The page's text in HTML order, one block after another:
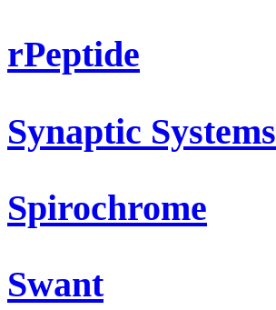
rPeptide
Synaptic Systems
Spirochrome
Swant